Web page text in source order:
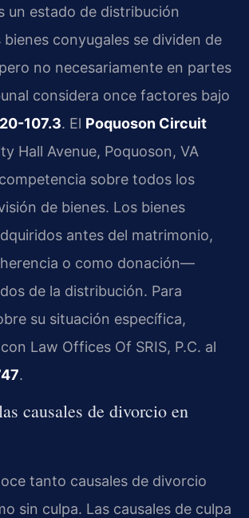
un estado de distribución
conyugales se dividen de
no necesariamente en partes
considera once factores bajo
107.3. El Poquoson Circuit
Hall Avenue, Poquoson, VA
sobre todos los
de bienes. Los bienes
antes del matrimonio,
o como donación—
de la distribución. Para
su situación específica,
Law Offices Of SRIS, P.C. al
.
causales de divorcio en
tanto causales de divorcio
sin culpa. Las causales de culpa